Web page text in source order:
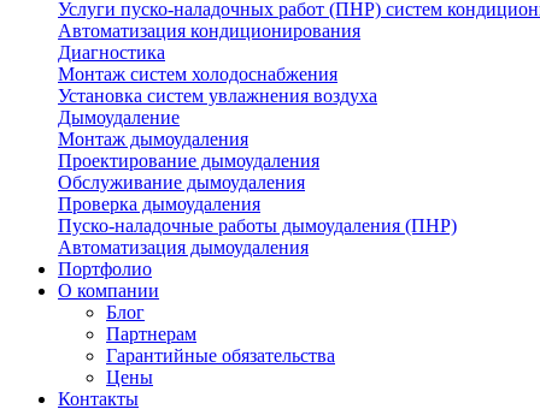
Услуги пуско-наладочных работ (ПНР) систем
Автоматизация кондиционирования
Диагностика
Монтаж систем холодоснабжения
Установка систем увлажнения воздуха
Дымоудаление
Монтаж дымоудаления
Проектирование дымоудаления
Обслуживание дымоудаления
Проверка дымоудаления
Пуско-наладочные работы дымоудаления (ПНР)
Автоматизация дымоудаления
Портфолио
О компании
Блог
Партнерам
Гарантийные обязательства
Цены
Контакты